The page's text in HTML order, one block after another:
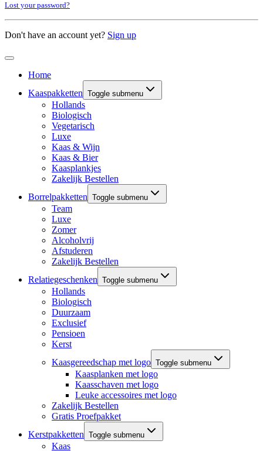
Lost your password?
Don't have an account yet? Sign up
Home
Kaaspakketten Toggle submenu
Hollands
Biologisch
Vegetarisch
Luxe
Kaas & Wijn
Kaas & Bier
Kaasplankjes
Zakelijk Bestellen
Borrelpakketten Toggle submenu
Team
Luxe
Zomer
Alcoholvrij
Afstuderen
Zakelijk Bestellen
Relatiegeschenken Toggle submenu
Hollands
Biologisch
Duurzaam
Exclusief
Pensioen
Kerst
Kaasgereedschap met logo Toggle submenu
Kaasplanken met logo
Kaasschaven met logo
Leuke accessoires met logo
Zakelijk Bestellen
Gratis Proefpakket
Kerstpakketten Toggle submenu
Kaas